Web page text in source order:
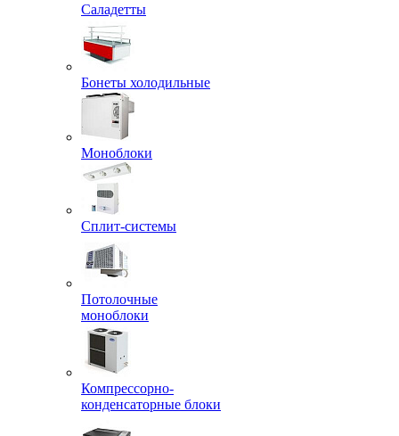
Саладетты
Бонеты холодильные
Моноблоки
Сплит-системы
Потолочные
моноблоки
Компрессорно-
конденсаторные блоки